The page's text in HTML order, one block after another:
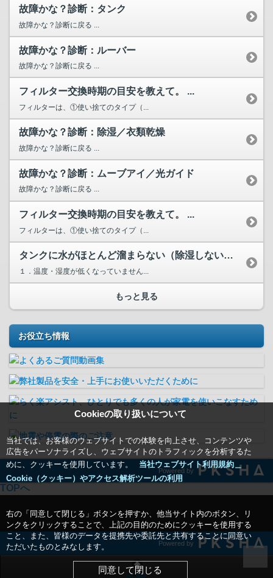
Cookieの取り扱いについて
当社では、お客様のウェブサイトでの体験を向上させ、コンテンツや
広告をパーソナライズし、ウェブサイトのトラフィックを分析するた
めに、クッキーを使用しています。
当社ウェブサイト利用規約＿
Cookie（クッキー）やアクセス解析ツールの利用
右の「同意して閉じる」ボタンを押すか、他当サイト内のボタン、リ
ンクをクリックすることで、上記の目的のためにクッキーを使用する
こと、また、皆様のデータを提携先や委託先と共有することに同意い
ただいたものとみなします。
同意して閉じる
故障かな？診断：タンク
故障かな？診断に戻る ...
故障かな？診断：ルーバー
故障かな？診断に戻る ...
フィルター交換時期の目安を教えて。 ...
フィルターは、①使い捨てのタイプ（...
故障かな？診断：除湿／衣類乾燥
故障かな？診断に戻る ...
故障かな？診断：ムーブアイ／光ガイド
故障かな？診断に戻る ...
フィルター交換時期の目安を教えて。 ...
フィルターは、①使い捨てのタイプ（...
タンクに水がほとんど溜まらない（除湿しない）のですが。 ...
１．温度・湿度が低くなっていません...
もっと見る
お役立ち情報
Powered by
TOPへ
Powered by